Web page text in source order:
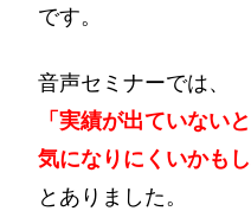
です。
音声セミナーでは、
「実績が出ていない
気になりにくいかもし
とありました。